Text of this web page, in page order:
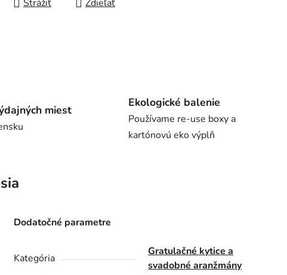
Strážiť Zdieľať
miest
Ekologické balenie
Používame re-use boxy a
kartónovú eko výplň
Dodatočné parametre
Kategória
Gratulačné kytice a
svadobné aranžmány